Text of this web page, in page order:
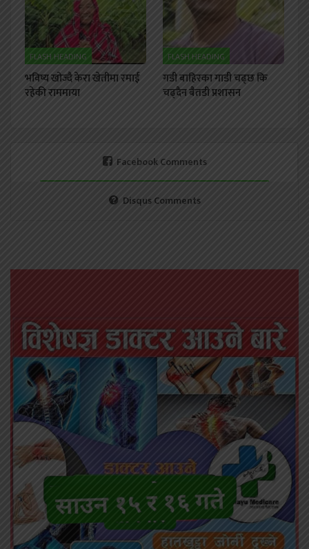
FLASH HEADING
भविष्य खोज्दै केरा खेतीमा रमाई
रहेकी राममाया
FLASH HEADING
गडी बाहिरका गाडी चढ्छ कि
चढ्दैन बैतडी प्रशासन
Facebook Comments
Disqus Comments